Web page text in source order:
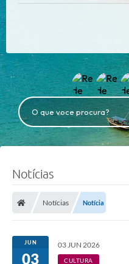
O que voce procura?
Notícias
Notícias Notícia
JUN
03
03 JUN 2026
CULTURA